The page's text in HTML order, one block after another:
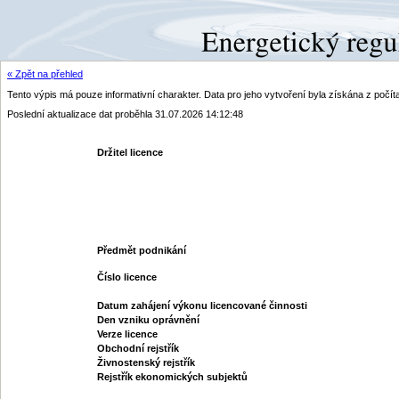
« Zpět na přehled
Tento výpis má pouze informativní charakter. Data pro jeho vytvoření byla získána z
Poslední aktualizace dat proběhla 31.07.2026 14:12:48
Držitel licence
Předmět podnikání
Číslo licence
Datum zahájení výkonu licencované činnosti
Den vzniku oprávnění
Verze licence
Obchodní rejstřík
Živnostenský rejstřík
Rejstřík ekonomických subjektů